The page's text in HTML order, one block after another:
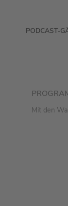
PODCAST-
Mit den